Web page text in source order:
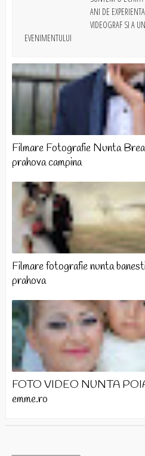
ANI DE
VIDEOGRAF SI A
EVENIMENTULUI
Filmare Fotografie Nunta
prahova campina
Filmare fotografie nunta
prahova
FOTO VIDEO NUNTA
emme.ro